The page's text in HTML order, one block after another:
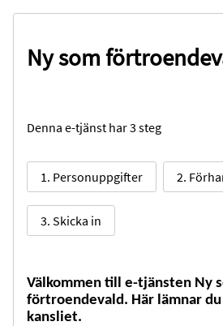
Ny som
Denna e-tjänst har 3 steg
1. Personuppgifter 2.
3. Skicka in
Välkommen till e-tjänsten Ny
förtroendevald. Här lämnar
kansliet.